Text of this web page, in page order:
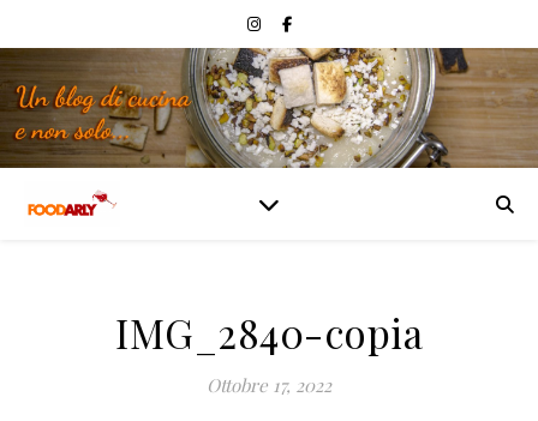
IMG_2840-copia
Ottobre 17, 2022